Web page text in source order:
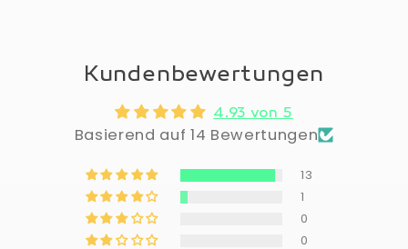
Kundenbewertungen
4.93 von 5
Basierend auf 14 Bewertungen
13
1
0
0